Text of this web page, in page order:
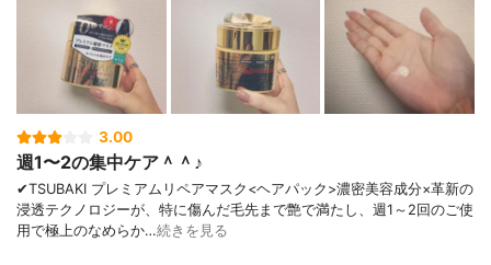
3.00
週1〜2の集中ケア＾＾♪
✔︎TSUBAKI プレミアムリペアマスク<ヘアパック>濃密美容成分×革新の
浸透テクノロジーが、特に傷んだ毛先まで艶で満たし、週1～2回のご使
用で極上のなめらか…続きを見る